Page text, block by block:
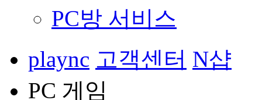
PC방 서비스
plaync 고객센터 N샵
PC 게임